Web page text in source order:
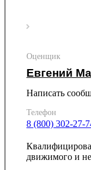
Оценщик
Евгений
Написать
Телефон
8 (800) 302-27-
движимого и
Каменка
Каменск-Шахтинский
Камышин
Камышлов
Кандалакша
Карачев
Карпинск